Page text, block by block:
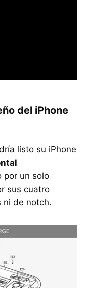
del iPhone
listo su iPhone
por un solo
sus cuatro
ni de notch.